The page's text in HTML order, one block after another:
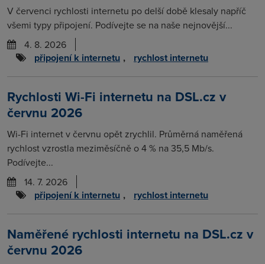
V červenci rychlosti internetu po delší době klesaly napříč
všemi typy připojení. Podívejte se na naše nejnovější...
4. 8. 2026
připojení k internetu , rychlost internetu
Rychlosti Wi-Fi internetu na DSL.cz v
červnu 2026
Wi-Fi internet v červnu opět zrychlil. Průměrná naměřená
rychlost vzrostla meziměsíčně o 4 % na 35,5 Mb/s.
Podívejte...
14. 7. 2026
připojení k internetu , rychlost internetu
Naměřené rychlosti internetu na DSL.cz v
červnu 2026